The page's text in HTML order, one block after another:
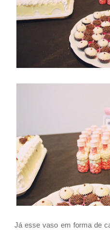
Já esse vaso em forma de